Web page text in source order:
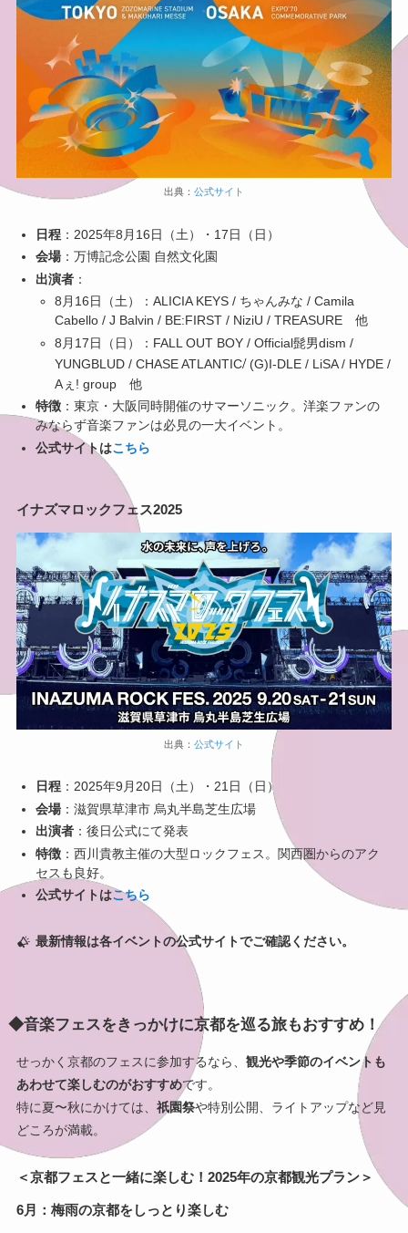
出典： 公式サイト
日程：2025年8月16日（土）・17日（日）
会場：万博記念公園 自然文化園
出演者：
8月16日（土）：ALICIA KEYS / ちゃんみな / Camila
Cabello / J Balvin / BE:FIRST / NiziU / TREASURE 他
8月17日（日）：FALL OUT BOY / Official髭男dism /
YUNGBLUD / CHASE ATLANTIC/ (G)I-DLE / LiSA / HYDE /
Aぇ! group 他
特徴：東京・大阪同時開催のサマーソニック。洋楽ファンの
みならず音楽ファンは必見の一大イベント。
公式サイトはこ ちら
イナズマロックフェス2025
出典： 公式サイト
日程：2025年9月20日（土）・21日（日）
会場：滋賀県草津市 烏丸半島芝生広場
出演者：後日公式にて発表
特徴：西川貴教主催の大型ロックフェス。関西圏からのアク
セスも良好。
公式サイトはこちら
最新情報は各イベントの公式サイトでご確認ください。
◆音楽フェスをきっかけに京都を巡る旅もおすすめ！
せっかく京都のフェスに参加するなら、 観光や季節のイベントも
あわせて楽しむのがおすすめです。
特に夏〜秋にかけては、 祇園祭や特別公開、ライトアップなど見
どころが満載。
＜京都フェスと一緒に楽しむ！2025年の京都観光プラン＞
6月：梅雨の京都をしっとり楽しむ